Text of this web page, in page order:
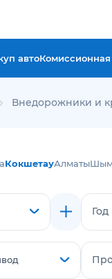
авто
Внедорожники и
КокшетауАлматы
Год